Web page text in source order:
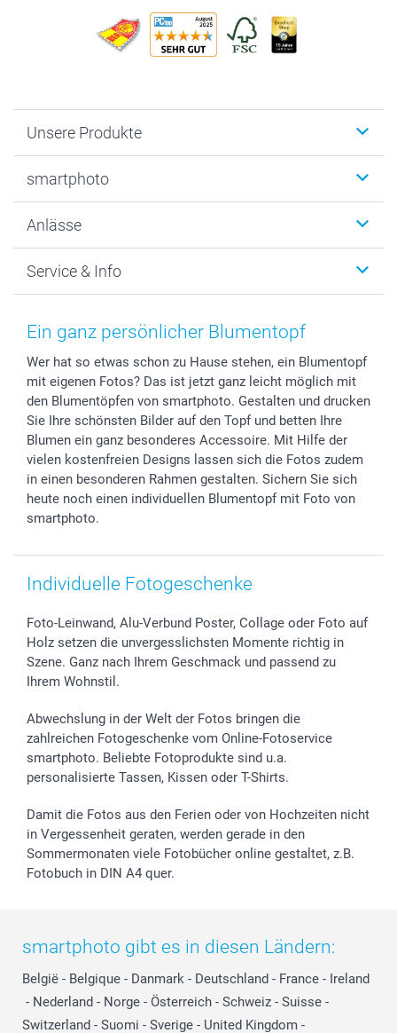
Unsere Produkte
Fotogeschenke
MyNameBook
Fotoabzüge, Fotos als Buch & Poster
Zubehör & Material
Foto-Kalender & Agenden
Sticker & Etiketten
Geschenk-Gutscheine (PDF)
smartphoto
Warum smartphoto
Datenschutz
AGB
Impressum
Presse
Partnerprogramme
Investor Relations
B2B smartbusiness
Widerrufsrecht
Anlässe
Neujahr
Muttertag
Vatertag
Kommunion & Konfirmation
Hochzeit
Geburtstag
Geburt
Zu allen Anlässen
Service & Info
Preise und Versandkosten
Lieferfristen
48h Lieferung
Zahlungsmöglichkeiten
Anmelden /Registrieren
Sitemap
Status der Bestellung
smartfriends
smartgarantie
Ein ganz persönlicher Blumentopf
Wer hat so etwas schon zu Hause stehen, ein Blumentopf
mit eigenen Fotos? Das ist jetzt ganz leicht möglich mit
den Blumentöpfen von smartphoto. Gestalten und drucken
Sie Ihre schönsten Bilder auf den Topf und betten Ihre
Blumen ein ganz besonderes Accessoire. Mit Hilfe der
vielen kostenfreien Designs lassen sich die Fotos zudem
in einen besonderen Rahmen gestalten. Sichern Sie sich
heute noch einen individuellen Blumentopf mit Foto von
smartphoto.
Individuelle Fotogeschenke
Foto-Leinwand, Alu-Verbund Poster, Collage oder Foto auf
Holz setzen die unvergesslichsten Momente richtig in
Szene. Ganz nach Ihrem Geschmack und passend zu
Ihrem Wohnstil.
Abwechslung in der Welt der Fotos bringen die
zahlreichen Fotogeschenke vom Online-Fotoservice
smartphoto. Beliebte Fotoprodukte sind u.a.
personalisierte Tassen, Kissen oder T-Shirts.
Damit die Fotos aus den Ferien oder von Hochzeiten nicht
in Vergessenheit geraten, werden gerade in den
Sommermonaten viele Fotobücher online gestaltet, z.B.
Fotobuch in DIN A4 quer.
smartphoto gibt es in diesen Ländern:
België - Belgique - Danmark - Deutschland - France - Ireland
- Nederland - Norge - Österreich - Schweiz - Suisse -
Switzerland - Suomi - Sverige - United Kingdom -